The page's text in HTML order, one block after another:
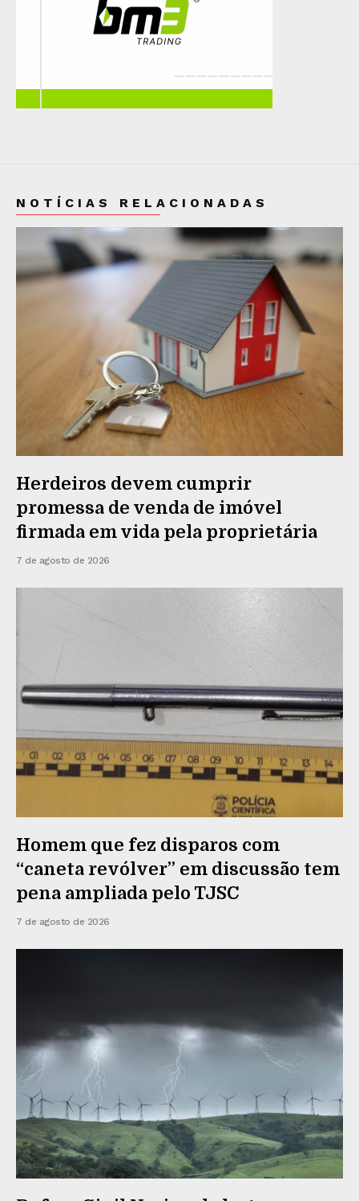
NOTÍCIAS RELACIONADAS
Herdeiros devem cumprir
promessa de venda de imóvel
firmada em vida pela proprietária
7 de agosto de 2026
Homem que fez disparos com
“caneta revólver” em discussão tem
pena ampliada pelo TJSC
7 de agosto de 2026